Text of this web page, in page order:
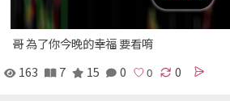
哥 為了你今晚的幸福 要看唷
163
7 15 0 0